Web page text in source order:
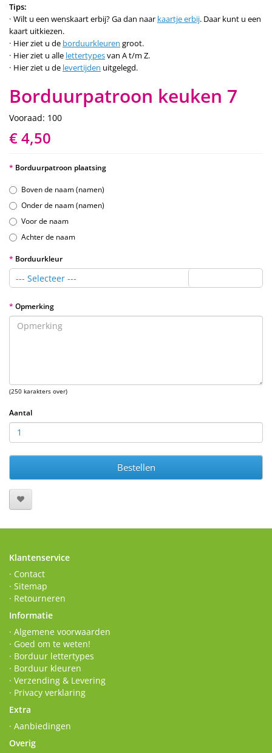
Tips:
Wilt u een wenskaart erbij? Ga dan naar kaartje erbij. Daar kunt u een
kaart uitkiezen.
Hier ziet u de borduurkleuren groot.
Hier ziet u alle lettertypesvan A t/m Z.
Hier ziet u de levertijden uitgelegd.
Borduurpatroon keuken 7
Vooraad: 100
€ 4,50
Borduurpatroon plaatsing
Boven de naam (namen)
Onder de naam (namen)
Voor de naam
Achter de naam
Borduurkleur
--- Selecteer ---
Opmerking
(250 karakters over)
Aantal
Bestellen
Klantenservice
· Contact
· Sitemap
· Retourneren
Informatie
· Algemene voorwaarden
· Goed om te weten!
· Borduur lettertypes
· Borduur kleuren
· Verzending & Levering
· Privacy verklaring
Extra
· Aanbiedingen
Overig